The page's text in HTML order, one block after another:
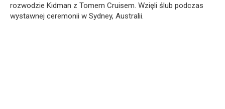
rozwodzie Kidman z Tomem Cruisem. Wzięli ślub podczas
wystawnej ceremonii w Sydney, Australii.